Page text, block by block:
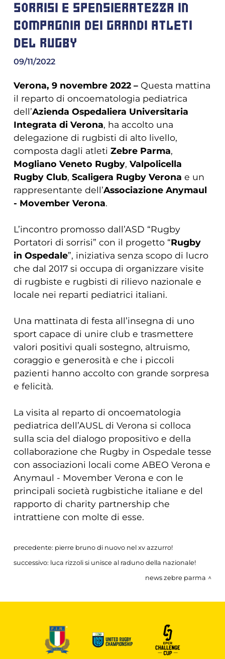
SORRISI E SPENSIERATEZZA IN
COMPAGNIA DEI GRANDI ATLETI
DEL RUGBY
09/11/2022
Verona, 9 novembre 2022 –Questa mattina
il reparto di oncoematologia pediatrica
dell’Azienda Ospedaliera Universitaria
Integrata di Verona, ha accolto una
delegazione di rugbisti di alto livello,
composta dagli atleti Zebre Parma,
Mogliano Veneto Rugby, Valpolicella
Rugby Club, Scaligera Rugby Verona e un
rappresentante dell’Associazione Anymaul
- Movember Verona.
L’incontro promosso dall’ASD “Rugby
Portatori di sorrisi” con il progetto “Rugby
in Ospedale”, iniziativa senza scopo di lucro
che dal 2017 si occupa di organizzare visite
di rugbiste e rugbisti di rilievo nazionale e
locale nei reparti pediatrici italiani.
Una mattinata di festa all’insegna di uno
sport capace di unire club e trasmettere
valori positivi quali sostegno, altruismo,
coraggio e generosità e che i piccoli
pazienti hanno accolto con grande sorpresa
e felicità.
La visita al reparto di oncoematologia
pediatrica dell’AUSL di Verona si colloca
sulla scia del dialogo propositivo e della
collaborazione che Rugby in Ospedale tesse
con associazioni locali come ABEO Verona e
Anymaul - Movember Verona e con le
principali società rugbistiche italiane e del
rapporto di charity partnership che
intrattiene con molte di esse.
precedente: pierre bruno di nuovo nel xv azzurro!
successivo: luca rizzoli si unisce al raduno della nazionale!
news zebre parma